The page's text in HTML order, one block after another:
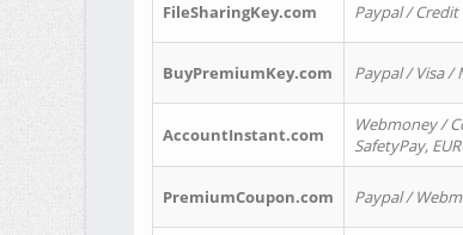
FileSharingKey.com Paypal /
BuyPremiumKey.com Paypal / Visa /
AccountInstant.com
Webmoney /
SafetyPay,
PremiumCoupon.com Paypal /